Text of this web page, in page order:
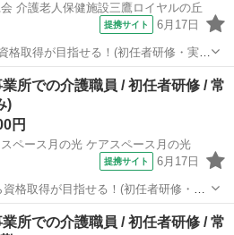
介護老人保健施設三鷹ロイヤルの丘
提携サイト 6月17日
取得が目指せる！(初任者研修・実務
所での介護職員 / 初任者研修 / 常
)
円
ペース月の光 ケアスペース月の光
提携サイト 6月17日
格取得が目指せる！(初任者研修・実
きる！ 【施設名】 合同会
地】 東京都 三鷹市
所での介護職員 / 初任者研修 / 常